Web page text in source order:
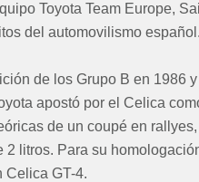
Toyota Team Europe,
del automovilismo español.
de los Grupo B en 1986
apostó por el Celica
de un coupé en
2 litros. Para su
Celica GT-4.